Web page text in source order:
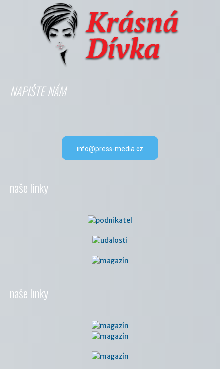
NAPIŠTE NÁM
info@press-media.cz
naše linky
naše linky